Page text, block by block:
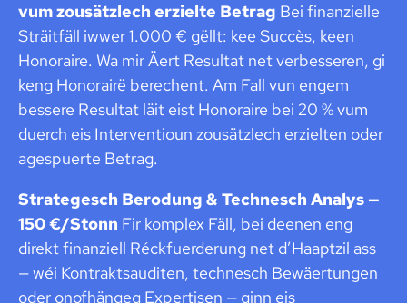
vum zousätzlech erzielte Betrag Bei finanzielle
Sträitfäll iwwer 1.000 € gëllt: kee Succès, keen
Honoraire. Wa mir Äert Resultat net verbesseren, gi
keng Honorairë berechent. Am Fall vun engem
bessere Resultat läit eist Honoraire bei 20 % vum
duerch eis Interventioun zousätzlech erzielten oder
agespuerte Betrag.
Strategesch Berodung & Technesch Analys —
150 €/Stonn Fir komplex Fäll, bei deenen eng
direkt finanziell Réckfuerderung net d’Haaptzil ass
— wéi Kontraktsauditen, technesch Bewäertungen
oder onofhängeg Expertisen — ginn eis